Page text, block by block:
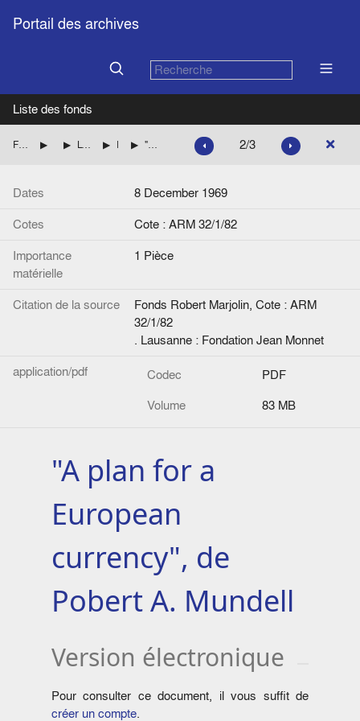
Portail des archives
Liste des fonds
Fonds Robert Marjolin Robert Marjolin expert
L'Union économique et monétaire européenne Rapports et documents divers "A plan for a European currency", de Pobert A. Mundell 2/3
Dates
8 December 1969
Cotes
Cote : ARM 32/1/82
Importance
matérielle
1 Pièce
Citation de la source
Fonds Robert Marjolin, Cote : ARM
32/1/82
. Lausanne : Fondation Jean Monnet
application/pdf
Codec
PDF
Volume
83 MB
"A plan for a
European
currency", de
Pobert A. Mundell
Version électronique
Pour consulter ce document, il vous suffit de
créer un compte.